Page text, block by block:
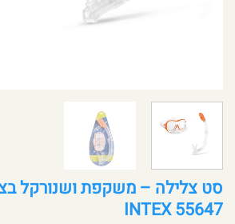
סט צלילה – משקפת ושנורקל
55647 INTEX